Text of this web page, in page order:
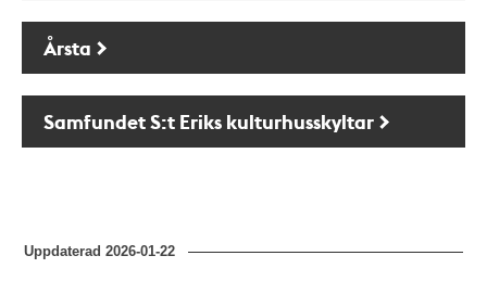
Årsta
Samfundet S:t Eriks kulturhusskyltar
Uppdaterad2026-01-22